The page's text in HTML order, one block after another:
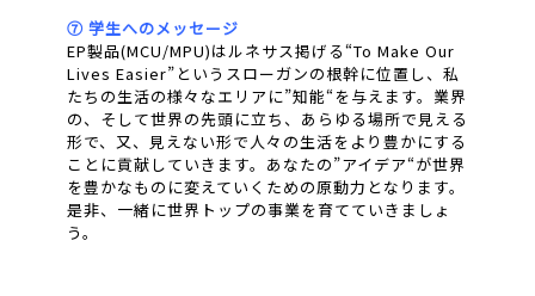
⑦ 学生へのメッセージ
EP製品(MCU/MPU)はルネサス掲げる“To Make Our
Lives Easier”というスローガンの根幹に位置し、私
たちの生活の様々なエリアに”知能“を与えます。業界
の、そして世界の先頭に立ち、あらゆる場所で見える
形で、又、見えない形で人々の生活をより豊かにする
ことに貢献していきます。あなたの”アイデア“が世界
を豊かなものに変えていくための原動力となります。
是非、一緒に世界トップの事業を育てていきましょ
う。